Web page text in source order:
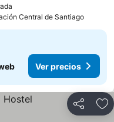
Central de Santiago
Ver precios
Compartir